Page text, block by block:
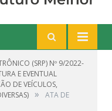
(SRP) Nº 9/2022-
E EVENTUAL
DE VEÍCULOS,
»
ATA DE